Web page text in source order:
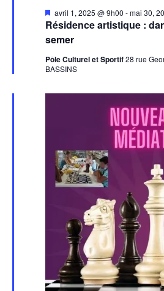
Résidence artistique :
semer
Mis
en
avant
avril 1, 2025 @ 9h00 -mai 30,
Pôle Culturel et Sportif28 rue
BASSINS